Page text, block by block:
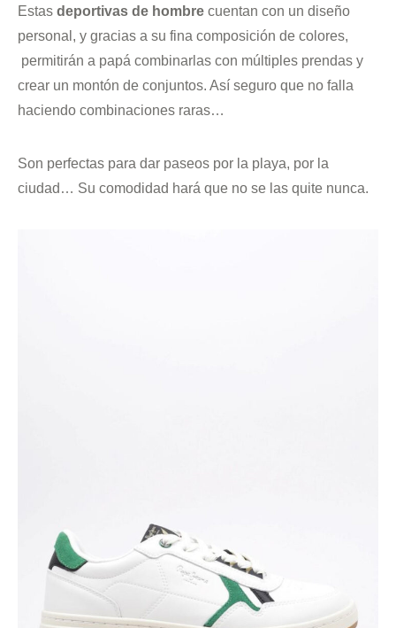
Estas deportivas de hombre cuentan con un diseño
personal, y gracias a su fina composición de colores,
permitirán a papá combinarlas con múltiples prendas y
crear un montón de conjuntos. Así seguro que no falla
haciendo combinaciones raras…
Son perfectas para dar paseos por la playa, por la
ciudad… Su comodidad hará que no se las quite nunca.